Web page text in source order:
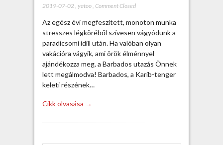
2019-07-02, yatoo, Comment Closed
Az egész évi megfeszített, monoton munka
stresszes légköréből szívesen vágyódunk a
paradicsomi idill után. Ha valóban olyan
vakációra vágyik, ami örök élménnyel
ajándékozza meg, a Barbados utazás Önnek
lett megálmodva! Barbados, a Karib-tenger
keleti részének…
Cikk olvasása →